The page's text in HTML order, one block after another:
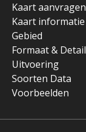
Kaart aanvragen
Kaart informatie
Gebied
Formaat & Detail
Uitvoering
Soorten Data
Voorbeelden